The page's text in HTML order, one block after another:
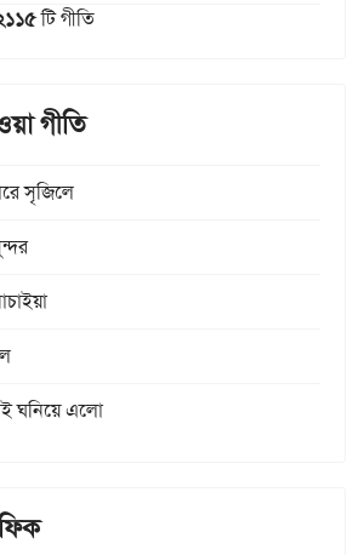
টি গীতি
গীতি
সৃজিলে
ঘনিয়ে এলো